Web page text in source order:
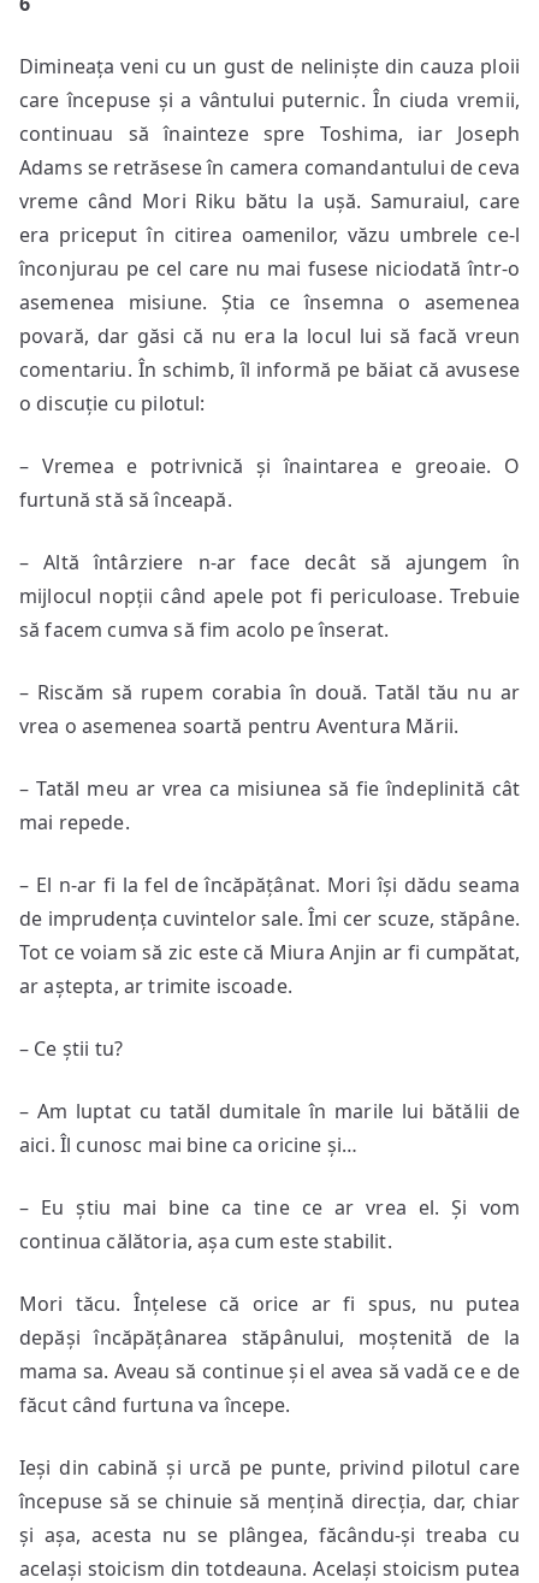
Dimineața veni cu un gust de neliniște din cauza ploii
care începuse și a vântului puternic. În ciuda vremii,
continuau să înainteze spre Toshima, iar Joseph
Adams se retrăsese în camera comandantului de ceva
vreme când Mori Riku bătu la ușă. Samuraiul, care
era priceput în citirea oamenilor, văzu umbrele ce-l
înconjurau pe cel care nu mai fusese niciodată într-o
asemenea misiune. Știa ce însemna o asemenea
povară, dar găsi că nu era la locul lui să facă vreun
comentariu. În schimb, îl informă pe băiat că avusese
o discuție cu pilotul:
– Vremea e potrivnică și înaintarea e greoaie. O
furtună stă să înceapă.
– Altă întârziere n-ar face decât să ajungem în
mijlocul nopții când apele pot fi periculoase. Trebuie
să facem cumva să fim acolo pe înserat.
– Riscăm să rupem corabia în două. Tatăl tău nu ar
vrea o asemenea soartă pentru Aventura Mării.
– Tatăl meu ar vrea ca misiunea să fie îndeplinită cât
mai repede.
– El n-ar fi la fel de încăpățânat. Mori își dădu seama
de imprudența cuvintelor sale. Îmi cer scuze, stăpâne.
Tot ce voiam să zic este că Miura Anjin ar fi cumpătat,
ar aștepta, ar trimite iscoade.
– Ce știi tu?
– Am luptat cu tatăl dumitale în marile lui bătălii de
aici. Îl cunosc mai bine ca oricine și…
– Eu știu mai bine ca tine ce ar vrea el. Și vom
continua călătoria, așa cum este stabilit.
Mori tăcu. Înțelese că orice ar fi spus, nu putea
depăși încăpățânarea stăpânului, moștenită de la
mama sa. Aveau să continue și el avea să vadă ce e de
făcut când furtuna va începe.
Ieși din cabină și urcă pe punte, privind pilotul care
începuse să se chinuie să mențină direcția, dar, chiar
și așa, acesta nu se plângea, făcându-și treaba cu
același stoicism din totdeauna. Același stoicism putea